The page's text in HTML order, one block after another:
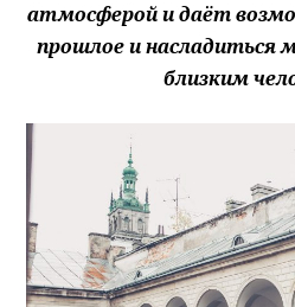
атмосферой и даёт
прошлое и насладиться
близким